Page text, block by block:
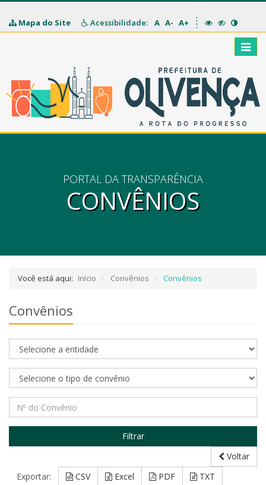
Mapa do Site Acessibilidade: A A- A+
Toggle
PORTAL DA TRANSPARÊNCIA
CONVÊNIOS
Você está aqui: Início Convênios Convênios
Convênios
Voltar
Exportar:
CSV Excel PDF TXT